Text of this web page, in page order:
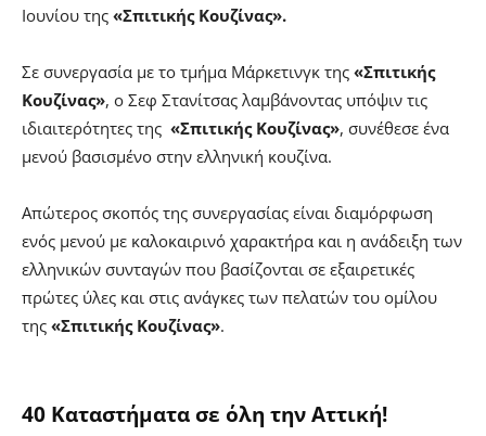
Ιουνίου της «Σπιτικής Κουζίνας».
Σε συνεργασία με το τμήμα Μάρκετινγκ της «Σπιτικής
Κουζίνας», ο Σεφ Στανίτσας λαμβάνοντας υπόψιν τις
ιδιαιτερότητες της «Σπιτικής Κουζίνας», συνέθεσε ένα
μενού βασισμένο στην ελληνική κουζίνα.
Απώτερος σκοπός της συνεργασίας είναι διαμόρφωση
ενός μενού με καλοκαιρινό χαρακτήρα και η ανάδειξη των
ελληνικών συνταγών που βασίζονται σε εξαιρετικές
πρώτες ύλες και στις ανάγκες των πελατών του ομίλου
της «Σπιτικής Κουζίνας».
40 Καταστήματα σε όλη την Αττική!